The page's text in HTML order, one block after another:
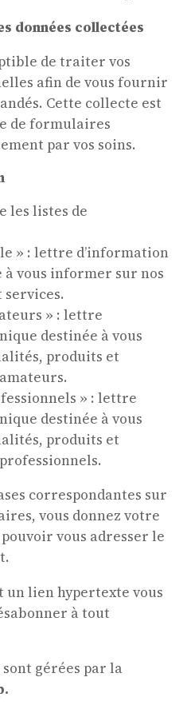
données collectées
de traiter vos
afin de vous fournir
Cette collecte est
de formulaires
par vos soins.
les listes de
» : lettre d’information
vous informer sur nos
» : lettre
destinée à vous
produits et
» : lettre
destinée à vous
produits et
correspondantes sur
vous donnez votre
vous adresser le
un lien hypertexte vous
à tout
gérées par la